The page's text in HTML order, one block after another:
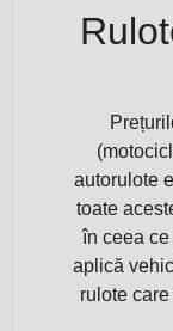
autorulote
toate
în ceea ce
aplică
rulote